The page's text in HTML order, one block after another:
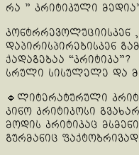
რა ” კრიტიკული
კონტრრევოლუციისკენ
დაპირისპირებისკენ
ქადაგებაა “კრიტიკა”?
სრული სისულელე და
🔹ლიტერატურული
კინო კრიტიკოსი
მოდის კრიტიკაც
გურმანიც